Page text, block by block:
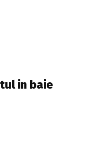
in baie